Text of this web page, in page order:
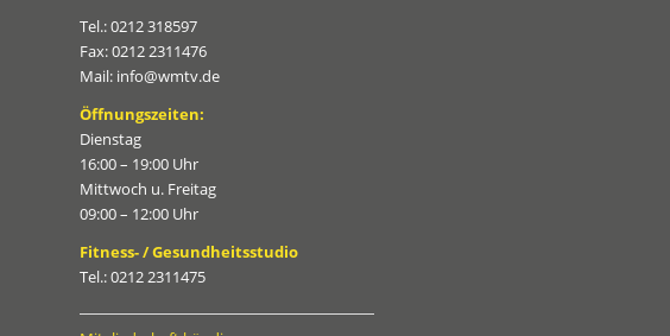
Tel.: 0212 318597
Fax: 0212 2311476
Mail: info@wmtv.de
Öffnungszeiten:
Dienstag
16:00 – 19:00 Uhr
Mittwoch u. Freitag
09:00 – 12:00 Uhr
Fitness- / Gesundheitsstudio
Tel.: 0212 2311475